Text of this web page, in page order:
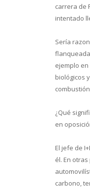
carrera de
intentado
Sería
ejemplo
biológicos
¿Qué
en
El jefe de
él. En
carbono,